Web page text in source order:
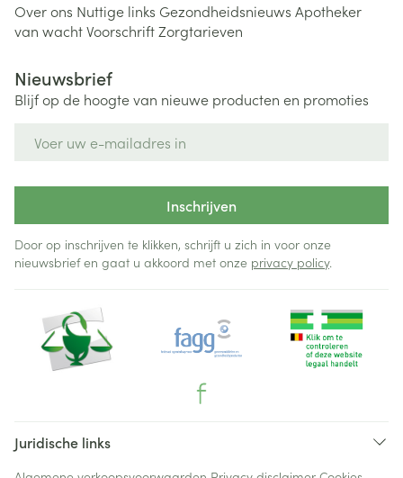
Over ons Nuttige links Gezondheidsnieuws Apotheker
van wachtVoorschriftZorgtarieven
Nieuwsbrief
Blijf op de hoogte van nieuwe producten en promoties
Inschrijven
Door op inschrijven te klikken, schrijft u zich in voor onze
nieuwsbrief en gaat u akkoord met onze privacy policy.
Juridische links